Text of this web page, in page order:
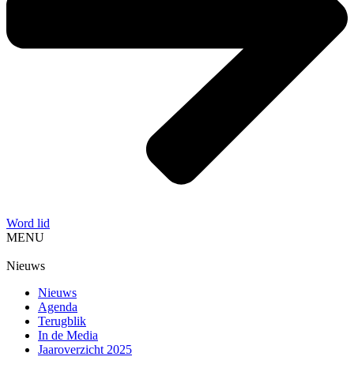
Word lid
MENU
Nieuws
Nieuws
Agenda
Terugblik
In de Media
Jaaroverzicht 2025